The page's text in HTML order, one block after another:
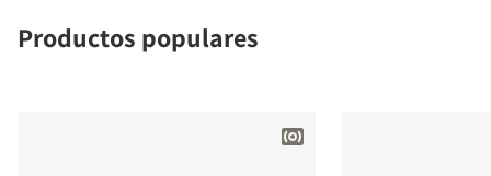
Productos populares